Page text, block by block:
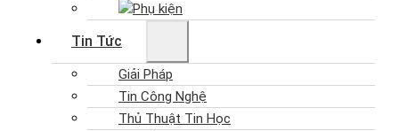
Phụ kiện
Tin Tức
Giải Pháp
Tin Công Nghệ
Thủ Thuật Tin Học